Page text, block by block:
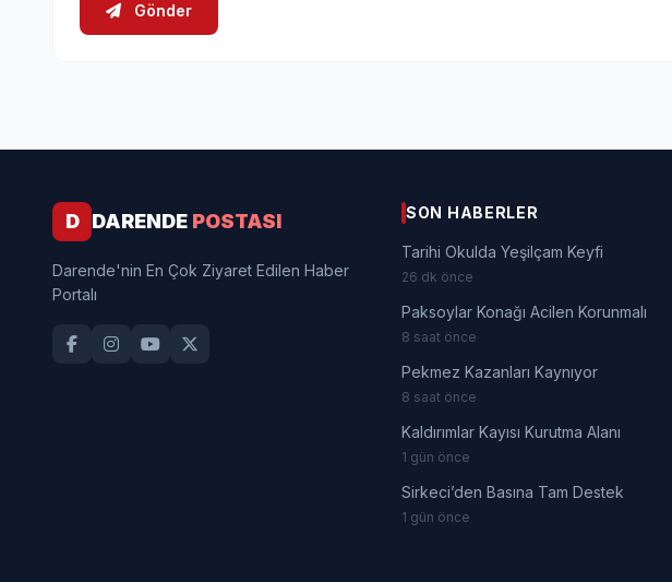
Gönder
D DARENDE POSTASI
Darende'nin En Çok Ziyaret Edilen Haber
Portalı
SON HABERLER
Tarihi Okulda Yeşilçam Keyfi
26 dk önce
Paksoylar Konağı Acilen Korunmalı
8 saat önce
Pekmez Kazanları Kaynıyor
8 saat önce
Kaldırımlar Kayısı Kurutma Alanı
1 gün önce
Sirkeci’den Basına Tam Destek
1 gün önce